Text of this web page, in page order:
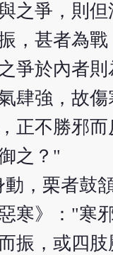
之爭，則
，甚者為
爭於內者
肆強，故
正不勝邪
之？"
動，栗者鼓
寒》："寒
振，或四